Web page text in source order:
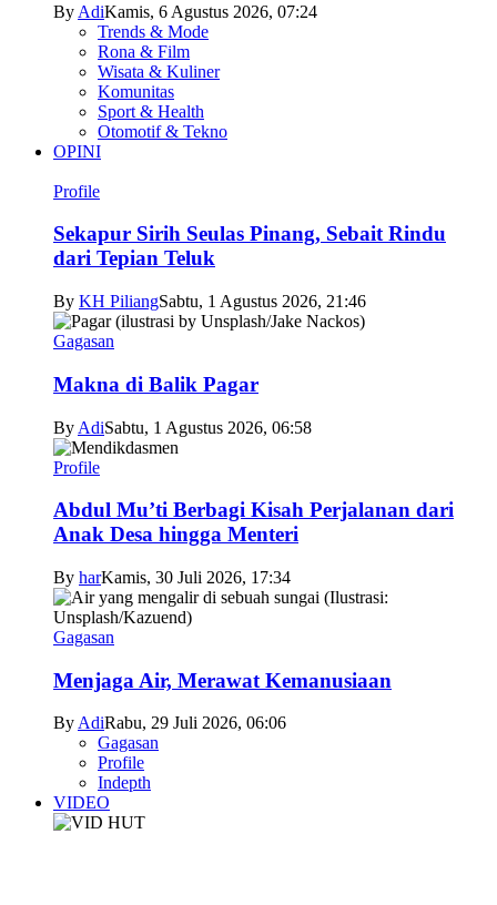
By AdiKamis, 6 Agustus 2026, 07:24
Trends & Mode
Rona & Film
Wisata & Kuliner
Komunitas
Sport & Health
Otomotif & Tekno
OPINI
Profile
Sekapur Sirih Seulas Pinang, Sebait Rindu
dari Tepian Teluk
By KH PiliangSabtu, 1 Agustus 2026, 21:46
Gagasan
Makna di Balik Pagar
By AdiSabtu, 1 Agustus 2026, 06:58
Profile
Abdul Mu’ti Berbagi Kisah Perjalanan dari
Anak Desa hingga Menteri
By harKamis, 30 Juli 2026, 17:34
Gagasan
Menjaga Air, Merawat Kemanusiaan
ByAdiRabu, 29 Juli 2026, 06:06
Gagasan
Profile
Indepth
VIDEO